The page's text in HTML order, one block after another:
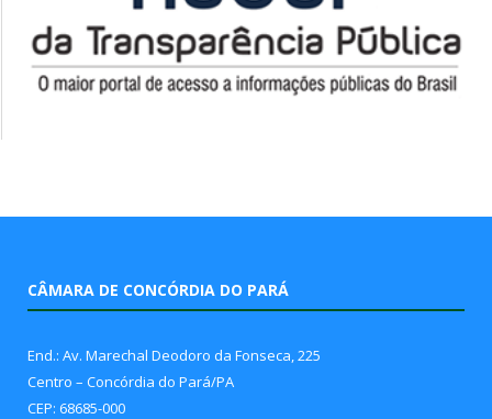
CÂMARA DE CONCÓRDIA DO PARÁ
End.: Av. Marechal Deodoro da Fonseca, 225
Centro – Concórdia do Pará/PA
CEP: 68685-000